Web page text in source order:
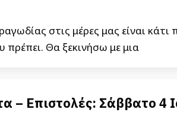
στις μέρες μας είναι κάτι
πρέπει. Θα ξεκινήσω με μια
Επιστολές: Σάββατο 4